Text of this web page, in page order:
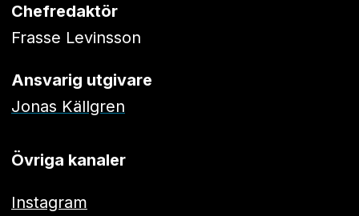
Chefredaktör
Frasse Levinsson
Ansvarig utgivare
Jonas Källgren
Övriga kanaler
Instagram